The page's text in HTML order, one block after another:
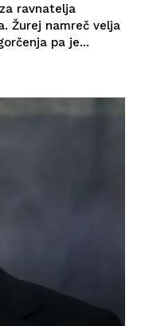
ravnatelja
Žurej namreč velja
pa je...